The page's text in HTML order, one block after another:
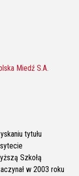
Miedź S.A.
tytułu
Szkołą
w 2003 roku